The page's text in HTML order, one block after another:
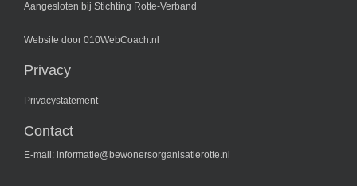
Aangesloten bij Stichting Rotte-Verband
Website door 010WebCoach.nl
Privacy
Privacystatement
Contact
E-mail: informatie@bewonersorganisatierotte.nl